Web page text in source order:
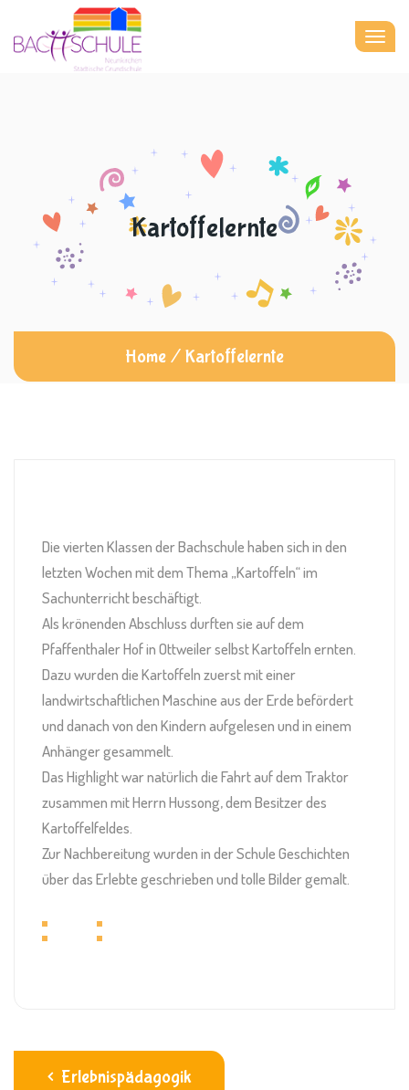
Kartoffelernte
Home / Kartoffelernte
Die vierten Klassen der Bachschule haben sich in den
letzten Wochen mit dem Thema „Kartoffeln“ im
Sachunterricht beschäftigt.
Als krönenden Abschluss durften sie auf dem
Pfaffenthaler Hof in Ottweiler selbst Kartoffeln ernten.
Dazu wurden die Kartoffeln zuerst mit einer
landwirtschaftlichen Maschine aus der Erde befördert
und danach von den Kindern aufgelesen und in einem
Anhänger gesammelt.
Das Highlight war natürlich die Fahrt auf dem Traktor
zusammen mit Herrn Hussong, dem Besitzer des
Kartoffelfeldes.
Zur Nachbereitung wurden in der Schule Geschichten
über das Erlebte geschrieben und tolle Bilder gemalt.
Erlebnispädagogik